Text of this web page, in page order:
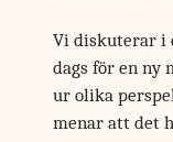
Vi diskuterar i
dags för en ny
ur olika
menar att det